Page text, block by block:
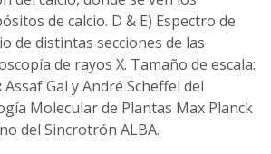
de calcio. D & E) Espectro de
de distintas secciones de las
de rayos X. Tamaño de escala:
Assaf Gal y André Scheffel del
Molecular de Plantas Max Planck
del Sincrotrón ALBA.